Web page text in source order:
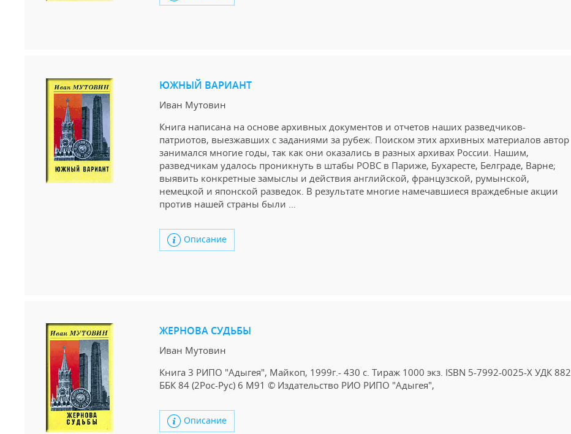
ЮЖНЫЙ ВАРИАНТ
Иван Мутовин
Книга написана на основе архивных документов и отчетов наших разведчиков-
патриотов, выезжавших с заданиями за рубеж. Поиском этих архивных материалов автор
занимался многие годы, так как они оказались в разных архивах России. Нашим,
разведчикам удалось проникнуть в штабы РОВС в Париже, Бухаресте, Белграде, Варне;
выявить конкретные замыслы и действия английской, французской, румынской,
немецкой и японской разведок. В результате многие намечавшиеся враждебные акции
против нашей страны были …
Описание
ЖЕРНОВА СУДЬБЫ
Иван Мутовин
Книга 3 РИПО "Адыгея", Майкоп, 1999г.- 430 с. Тираж 1000 экз. ISBN 5-7992-0025-X УДК 882
ББК 84 (2Рос-Рус) 6 М91 © Издательство РИО РИПО "Адыгея",
Описание